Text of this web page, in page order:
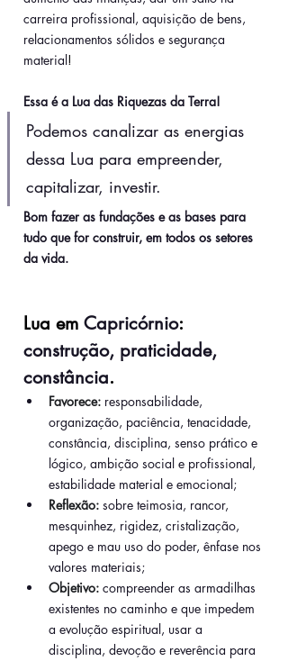
carreira profissional, aquisição de bens,
relacionamentos sólidos e segurança
material !
Essa é a Lua das Riquezas da Terra!
Podemos canalizar as energias
dessa Lua para empreender,
capitalizar, investir.
Bom fazer as fundações e as bases para
tudo que for construir, em todos os setores
da vida.
Lua em Capricórnio:
construção, praticidade,
constância.
Favorece: responsabilidade,
organização, paciência, tenacidade,
constância, disciplina, senso prático e
lógico, ambição social e profissional,
estabilidade material e emocional;
Reflexão: sobre teimosia, rancor,
mesquinhez, rigidez, cristalização,
apego e mau uso do poder, ênfase nos
valores materiais;
Objetivo: compreender as armadilhas
existentes no caminho e que impedem
a evolução espiritual, usar a
disciplina, devoção e reverência para